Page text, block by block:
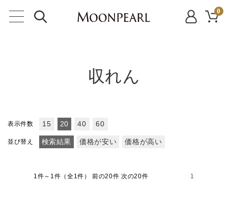
0
収れん
表示件数 15 20 40 60
並び替え 検索結果 価格が安い 価格が高い
1件～1件（全1件） 前の20件 次の20件 1